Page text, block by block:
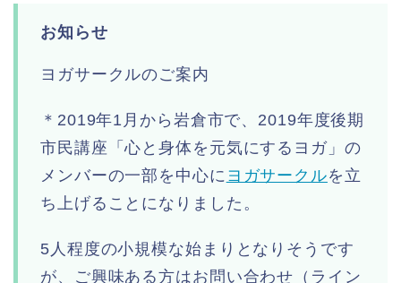
お知らせ
ヨガサークルのご案内
＊2019年1月から岩倉市で、2019年度後期
市民講座「心と身体を元気にするヨガ」の
メンバーの一部を中心に ヨガサークルを立
ち上げることになりました。
5人程度の小規模な始まりとなりそうです
が、ご興味ある方はお問い合わせ（ライン